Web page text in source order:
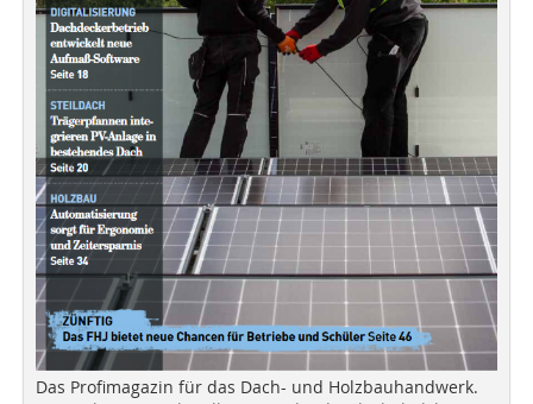
Das Profimagazin für das Dach- und Holzbauhandwerk.